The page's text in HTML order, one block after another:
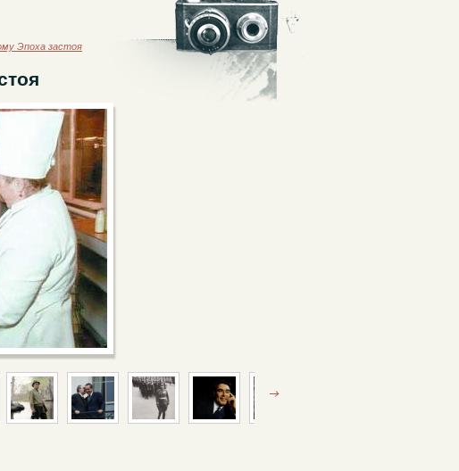
Эпоха застоя